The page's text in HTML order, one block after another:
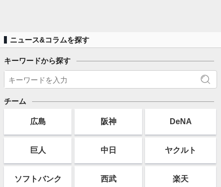
ニュース&コラムを探す
キーワードから探す
チーム
広島 阪神 DeNA
巨人 中日 ヤクルト
ソフトバンク 西武 楽天